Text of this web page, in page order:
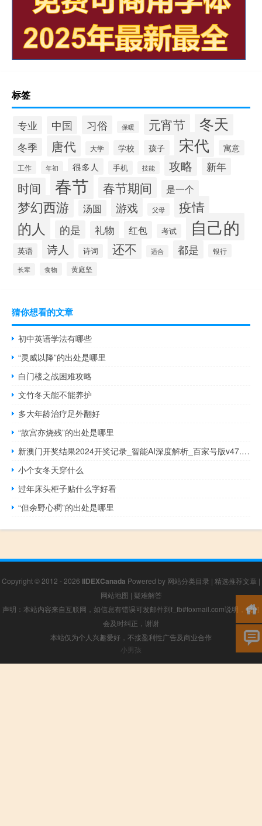
标签
专业 中国 习俗 保暖 元宵节 冬天
冬季 唐代 大学 学校 孩子 宋代 寓意
工作 年初 很多人 手机 技能 攻略 新年
时间 春节 春节期间 是一个
梦幻西游 汤圆 游戏 父母 疫情
的人 的是 礼物 红包 考试 自己的
英语 诗人 诗词 还不 适合 都是 银行
长辈 食物 黄庭坚
猜你想看的文章
初中英语学法有哪些
“灵威以降”的出处是哪里
白门楼之战困难攻略
文竹冬天能不能养护
多大年龄治疗足外翻好
“故宫亦烧残”的出处是哪里
新澳门开奖结果2024开奖记录_智能AI深度解析_百家号版v47.08.924
小个女冬天穿什么
过年床头柜子贴什么字好看
“但余野心稠”的出处是哪里
Copyright © 2012 - 2026 IIDEXCanada Powered by 网站分类目录 | 精选推荐文章 |
网站地图 | 疑难解答
声明：本站内容来自互联网，如信息有错误可发邮件到f_fb#foxmail.com说明，我们
会及时纠正，谢谢
本站仅为个人兴趣爱好，不接盈利性广告及商业合作
小男孩